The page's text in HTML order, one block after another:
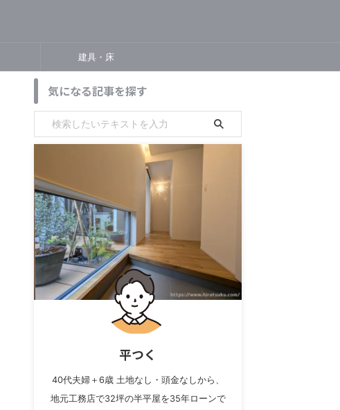
建具・床
気になる記事を探す
平つく
40代夫婦＋6歳 土地なし・頭金なしから、
地元工務店で32坪の半平屋を35年ローンで